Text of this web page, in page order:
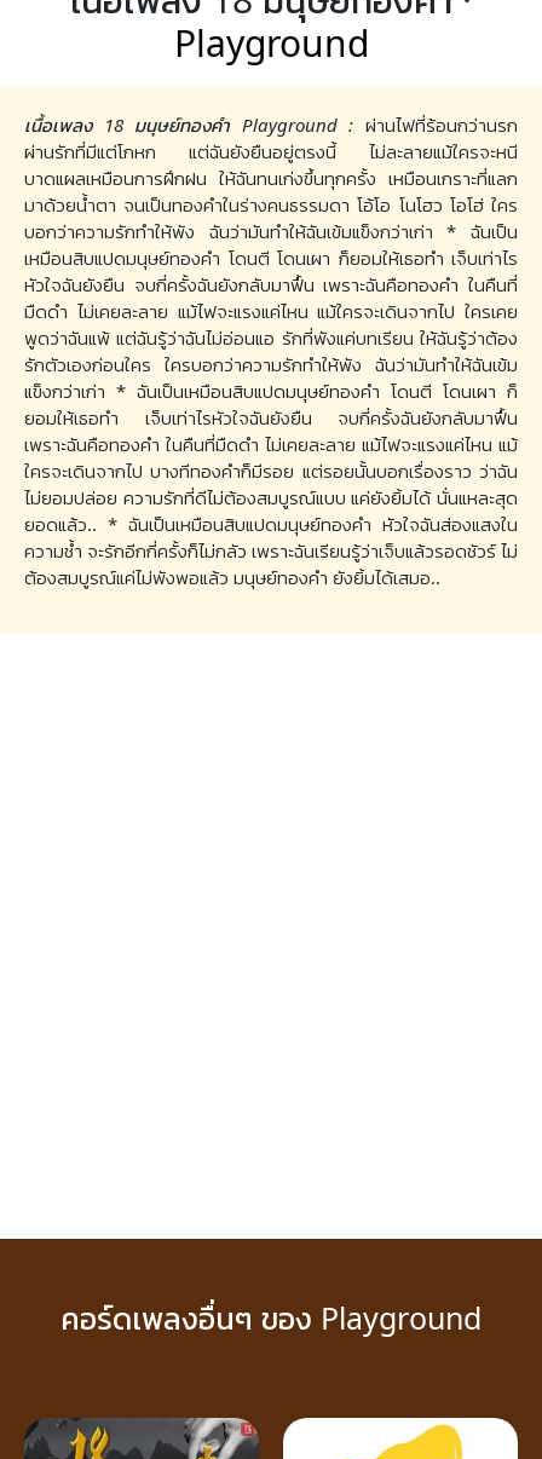
Playground
เนื้อเพลง 18 มนุษย์ทองคำ Playground : ผ่านไฟที่ร้อนกว่านรก
ผ่านรักที่มีแต่โกหก แต่ฉันยังยืนอยู่ตรงนี้ ไม่ละลายแม้ใครจะหนี
บาดแผลเหมือนการฝึกฝน ให้ฉันทนเก่งขึ้นทุกครั้ง เหมือนเกราะที่แลก
มาด้วยน้ำตา จนเป็นทองคำในร่างคนธรรมดา โอ้โอ โนโฮว โอโฮ่ ใคร
บอกว่าความรักทำให้พัง ฉันว่ามันทำให้ฉันเข้มแข็งกว่าเก่า * ฉันเป็น
เหมือนสิบแปดมนุษย์ทองคำ โดนตี โดนเผา ก็ยอมให้เธอทำ เจ็บเท่าไร
หัวใจฉันยังยืน จบกี่ครั้งฉันยังกลับมาฟื้น เพราะฉันคือทองคำ ในคืนที่
มืดดำ ไม่เคยละลาย แม้ไฟจะแรงแค่ไหน แม้ใครจะเดินจากไป ใครเคย
พูดว่าฉันแพ้ แต่ฉันรู้ว่าฉันไม่อ่อนแอ รักที่พังแค่บทเรียน ให้ฉันรู้ว่าต้อง
รักตัวเองก่อนใคร ใครบอกว่าความรักทำให้พัง ฉันว่ามันทำให้ฉันเข้ม
แข็งกว่าเก่า * ฉันเป็นเหมือนสิบแปดมนุษย์ทองคำ โดนตี โดนเผา ก็
ยอมให้เธอทำ เจ็บเท่าไรหัวใจฉันยังยืน จบกี่ครั้งฉันยังกลับมาฟื้น
เพราะฉันคือทองคำ ในคืนที่มืดดำ ไม่เคยละลาย แม้ไฟจะแรงแค่ไหน แม้
ใครจะเดินจากไป บางทีทองคำก็มีรอย แต่รอยนั้นบอกเรื่องราว ว่าฉัน
ไม่ยอมปล่อย ความรักที่ดีไม่ต้องสมบูรณ์แบบ แค่ยังยิ้มได้ นั่นแหละสุด
ยอดแล้ว.. * ฉันเป็นเหมือนสิบแปดมนุษย์ทองคำ หัวใจฉันส่องแสงใน
ความช้ำ จะรักอีกกี่ครั้งก็ไม่กลัว เพราะฉันเรียนรู้ว่าเจ็บแล้วรอดชัวร์ ไม่
ต้องสมบูรณ์แค่ไม่พังพอแล้ว มนุษย์ทองคำ ยังยิ้มได้เสมอ..
คอร์ดเพลงอื่นๆ ของ Playground